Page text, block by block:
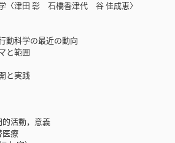
〈津田 彰 石橋香津代 谷 佳成恵〉
科学の最近の動向
範囲
実践
活動，意義
療